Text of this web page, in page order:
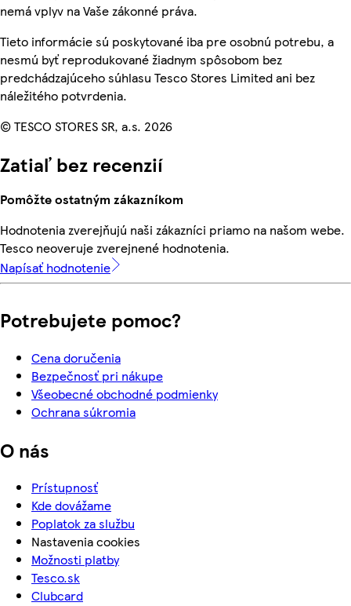
nemá vplyv na Vaše zákonné práva.
Tieto informácie sú poskytované iba pre osobnú potrebu, a
nesmú byť reprodukované žiadnym spôsobom bez
predchádzajúceho súhlasu Tesco Stores Limited ani bez
náležitého potvrdenia.
© TESCO STORES SR, a.s. 2026
Zatiaľ bez recenzií
Pomôžte ostatným zákazníkom
Hodnotenia zverejňujú naši zákazníci priamo na našom webe.
Tesco neoveruje zverejnené hodnotenia.
Napísať hodnotenie
Potrebujete pomoc?
Cena doručenia
Bezpečnosť pri nákupe
Všeobecné obchodné podmienky
Ochrana súkromia
O nás
Prístupnosť
Kde dovážame
Poplatok za službu
Nastavenia cookies
Možnosti platby
Tesco.sk
Clubcard